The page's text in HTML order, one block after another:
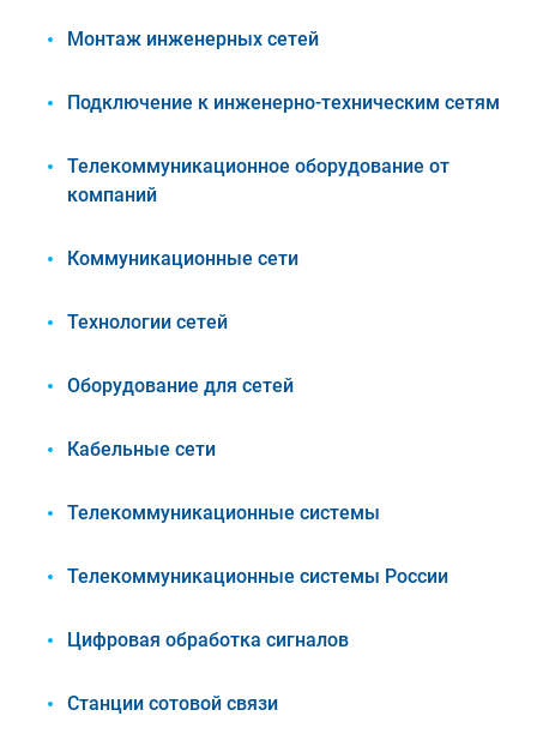
Монтаж инженерных сетей
Подключение к инженерно-техническим сетям
Телекоммуникационное оборудование от
компаний
Коммуникационные сети
Технологии сетей
Оборудование для сетей
Кабельные сети
Телекоммуникационные системы
Телекоммуникационные системы России
Цифровая обработка сигналов
Станции сотовой связи